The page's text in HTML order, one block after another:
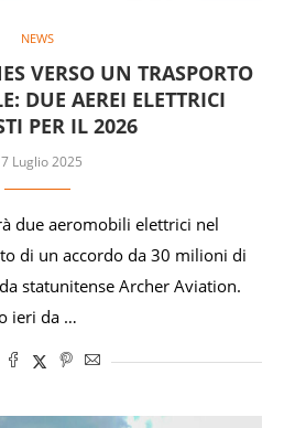
NEWS
VERSO UN TRASPORTO
DUE AEREI ELETTRICI
PER IL 2026
Luglio 2025
due aeromobili elettrici nel
di un accordo da 30 milioni di
statunitense Archer Aviation.
ieri da …